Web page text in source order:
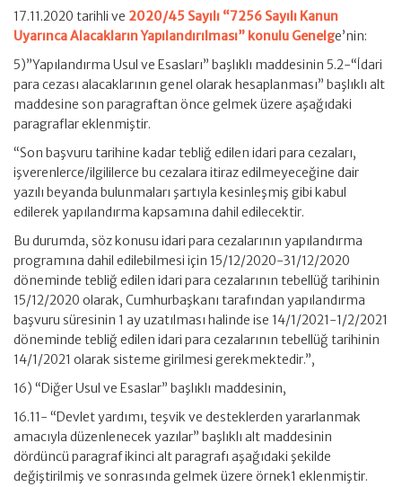
17.11.2020 tarihli ve 2020/45 Sayılı “7256 Sayılı Kanun
Uyarınca Alacakların Yapılandırılması” konulu Genelge’nin:
5)”Yapılandırma Usul ve Esasları” başlıklı maddesinin 5.2-“İdari
para cezası alacaklarının genel olarak hesaplanması” başlıklı alt
maddesine son paragraftan önce gelmek üzere aşağıdaki
paragraflar eklenmiştir.
“Son başvuru tarihine kadar tebliğ edilen idari para cezaları,
işverenlerce/ilgililerce bu cezalara itiraz edilmeyeceğine dair
yazılı beyanda bulunmaları şartıyla kesinleşmiş gibi kabul
edilerek yapılandırma kapsamına dahil edilecektir.
Bu durumda, söz konusu idari para cezalarının yapılandırma
programına dahil edilebilmesi için 15/12/2020-31/12/2020
döneminde tebliğ edilen idari para cezalarının tebellüğ tarihinin
15/12/2020 olarak, Cumhurbaşkanı tarafından yapılandırma
başvuru süresinin 1 ay uzatılması halinde ise 14/1/2021-1/2/2021
döneminde tebliğ edilen idari para cezalarının tebellüğ tarihinin
14/1/2021 olarak sisteme girilmesi gerekmektedir.”,
16) “Diğer Usul ve Esaslar” başlıklı maddesinin,
16.11- “Devlet yardımı, teşvik ve desteklerden yararlanmak
amacıyla düzenlenecek yazılar” başlıklı alt maddesinin
dördüncü paragraf ikinci alt paragrafı aşağıdaki şekilde
değiştirilmiş ve sonrasında gelmek üzere örnek1 eklenmiştir.